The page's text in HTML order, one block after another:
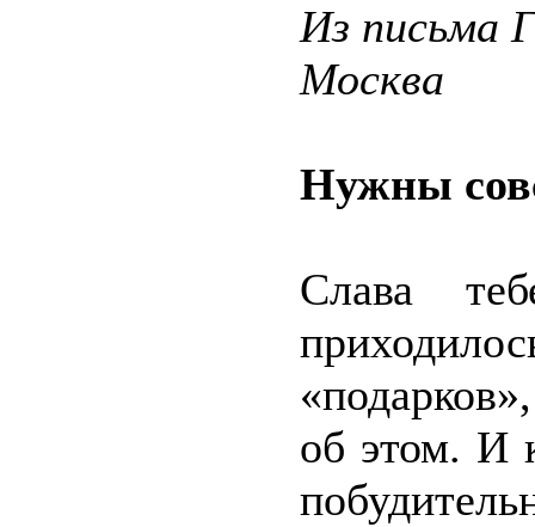
Из письма
Москва
Нужны
Слава
об этом. И